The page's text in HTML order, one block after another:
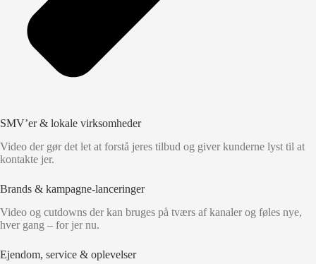
SMV’er & lokale virksomheder
Video der gør det let at forstå jeres tilbud og giver kunderne lyst til at
kontakte jer.
Brands & kampagne-lanceringer
Video og cutdowns der kan bruges på tværs af kanaler og føles nye,
hver gang – for jer nu.
Ejendom, service & oplevelser